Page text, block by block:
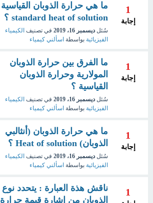
1
إجابة
ما هي حرارة الذوبان القياسية
standard heat of solution ؟
سُئل ديسمبر 16، 2019 في تصنيف الكيمياء
الفيزيائية بواسطة اسألني كيمياء
1
إجابة
ما الفرق بين حرارة الذوبان
المولارية وحرارة الذوبان
القياسية ؟
سُئل ديسمبر 16، 2019 في تصنيف الكيمياء
الفيزيائية بواسطة اسألني كيمياء
1
إجابة
ما هي حرارة الذوبان (أنثالبي
الذوبان) Heat of solution ؟
سُئل ديسمبر 16، 2019 في تصنيف الكيمياء
الفيزيائية بواسطة اسألني كيمياء
1
ناقش هذة العبارة : يتحدد نوع
الذوبان من إشارة قيمة حرارة